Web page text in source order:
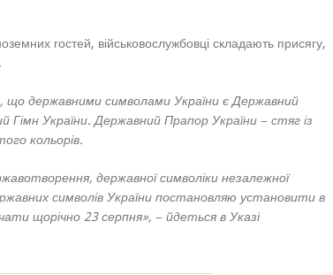
гостей, військовослужбовці складають присягу,
що державними символами України є Державний
України. Державний Прапор України − стяг із
кольорів.
державної символіки незалежної
символів України постановляю установити в
щорічно 23 серпня», − йдеться в Указі